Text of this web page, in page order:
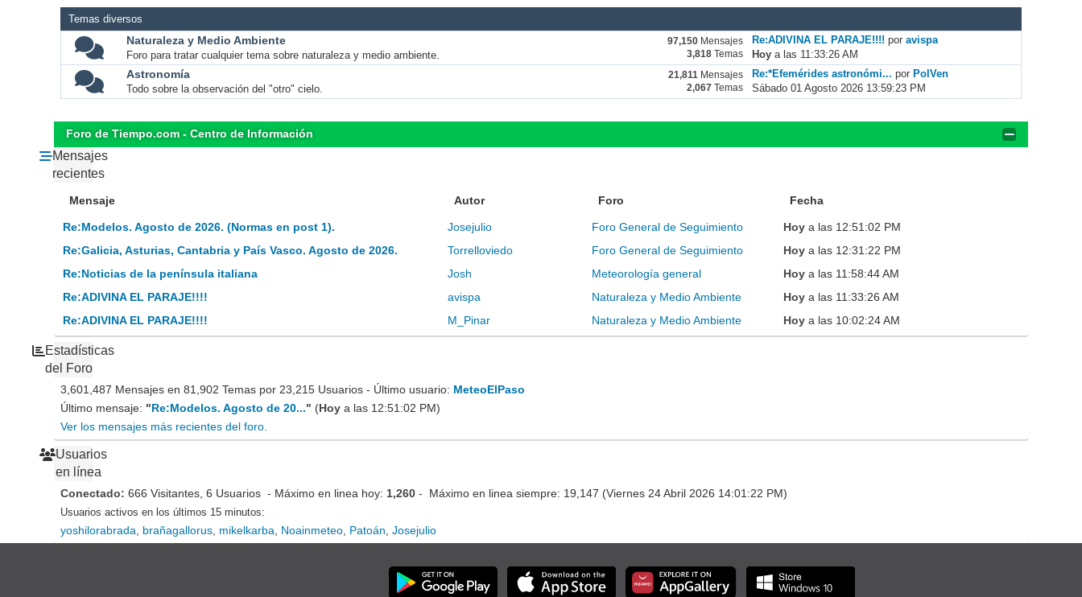
Temas diversos
Naturaleza y Medio Ambiente
Foro para tratar cualquier tema sobre naturaleza y medio ambiente.
97,150 Mensajes
3,818 Temas
Re:ADIVINA EL PARAJE!!!! poravispa
Hoy a las 11:33:26 AM
Astronomía
Todo sobre la observación del "otro" cielo.
21,811 Mensajes
2,067
Temas
Re:*Efemérides astronómi... por PolVen
Sábado 01 Agosto 2026 13:59:23 PM
Foro de Tiempo.com - Centro de Información
Mensajes
recientes
Mensaje Autor Foro Fecha
Re:Modelos. Agosto de 2026. (Normas en post 1). Josejulio Foro General de Seguimiento Hoy a las 12:51:02 PM
Re:Galicia, Asturias, Cantabria y País Vasco. Agosto de 2026.
Torrelloviedo Foro General de Seguimiento Hoy a las 12:31:22 PM
Re:Noticias de la península italiana
Josh Meteorología general Hoy a las 11:58:44 AM
Re:ADIVINA EL PARAJE!!!!
avispa Naturaleza y Medio Ambiente Hoy a las 11:33:26 AM
Re:ADIVINA EL PARAJE!!!!
M_Pinar Naturaleza y Medio Ambiente Hoy a las 10:02:24 AM
Estadísticas
del Foro
3,601,487 Mensajes en 81,902 Temas por 23,215 Usuarios - Último usuario: MeteoElPaso
Último mensaje: "Re:Modelos. Agosto de 20..." (Hoy a las 12:51:02 PM)
Ver los mensajes más recientes del foro.
Usuarios
en línea
Conectado:666 Visitantes, 6 Usuarios - Máximo en linea hoy: 1,260 - Máximo en linea siempre: 19,147 (Viernes 24 Abril 2026 14:01:22 PM)
Usuarios activos en los últimos 15 minutos:
yoshilorabrada brañagallorus mikelkarba Noainmeteo Patoán ,Josejulio